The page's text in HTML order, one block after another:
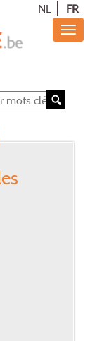
NL FR